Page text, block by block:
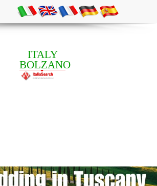
ITALY
BOLZANO